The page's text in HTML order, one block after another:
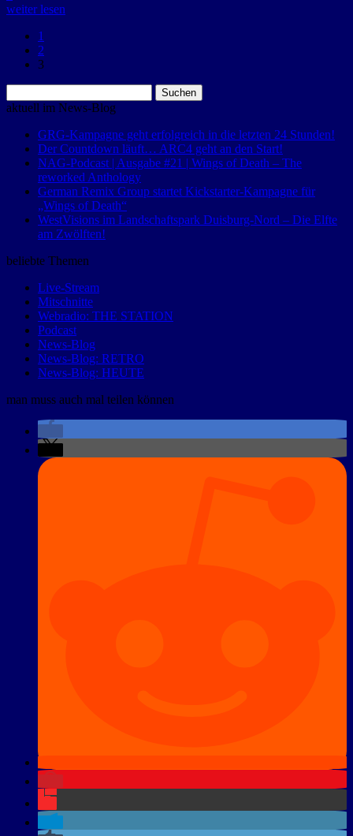
weiter lesen
1
2
3
nach:
aktuell im News-Blog
GRG-Kampagne geht erfolgreich in die letzten 24 Stunden!
Der Countdown läuft… ARC4 geht an den Start!
NAG-Podcast | Ausgabe #21 | Wings of Death – The
reworked Anthology
German Remix Group startet Kickstarter-Kampagne für
„Wings of Death“
WestVisions im Landschaftspark Duisburg-Nord – Die Elfte
am Zwölften!
beliebte Themen
Live-Stream
Mitschnitte
Webradio: THE STATION
Podcast
News-Blog
News-Blog: RETRO
News-Blog: HEUTE
man muss auch mal teilen können